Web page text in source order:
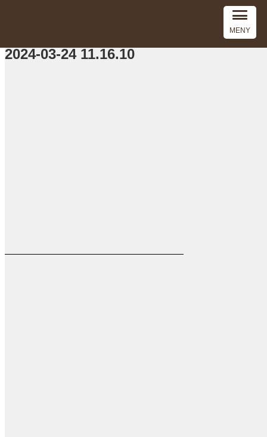
MENY
2024-03-24 11.16.10